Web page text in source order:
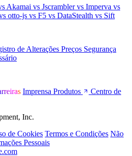
Akamai vs Jscramblervs Imperva vs
otto-js vs F5 vs DataStealth vs Sift
de Alterações Preços Segurança
Imprensa Produtos
Centro de
Inc.
de Cookies Termos e Condições Não
Pessoais